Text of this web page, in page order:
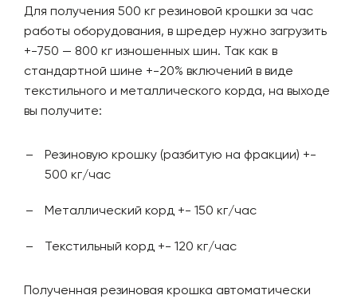
Для получения 500 кг резиновой крошки за час
работы оборудования, в шредер нужно загрузить
+-750 — 800 кг изношенных шин. Так как в
стандартной шине +-20% включений в виде
текстильного и металлического корда, на выходе
вы получите:
Резиновую крошку (разбитую на фракции) +-
500 кг/час
Металлический корд +- 150 кг/час
Текстильный корд +- 120 кг/час
Полученная резиновая крошка автоматически